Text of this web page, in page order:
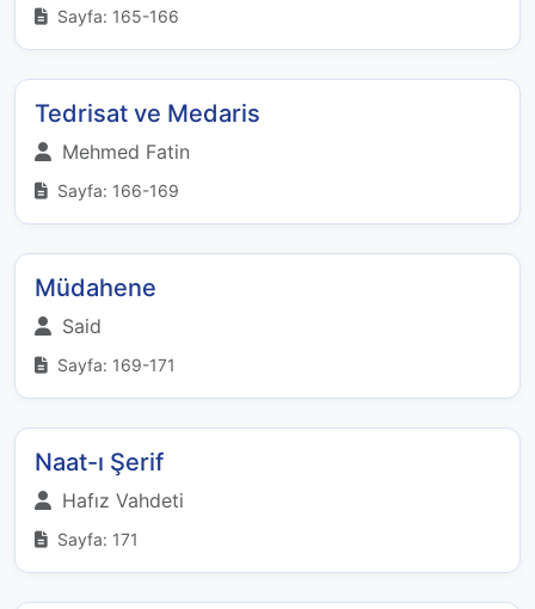
Sayfa: 165-166
Tedrisat ve Medaris
Mehmed Fatin
Sayfa: 166-169
Müdahene
Said
Sayfa: 169-171
Naat-ı Şerif
Hafız Vahdeti
Sayfa: 171